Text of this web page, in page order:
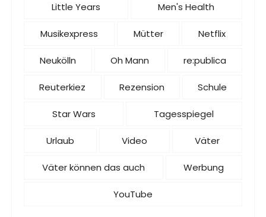
Little Years Men's Health
Musikexpress Mütter Netflix
Neukölln Oh Mann re:publica
Reuterkiez Rezension Schule
Star Wars Tagesspiegel
Urlaub Video Väter
Väter können das auch Werbung
YouTube